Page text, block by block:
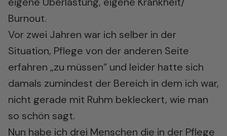
Burnout.
Vor zwei Jahren war ich selber in der
Situation, Pflege von der anderen Seite
erfahren „zu müssen“ und leider hatte sich
damals zumindest der Bereich in dem ich war,
nicht gerade mit Ruhm bekleckert, wie man
so schön sagt.
Nun habe ich drei Menschen die in der Pflege